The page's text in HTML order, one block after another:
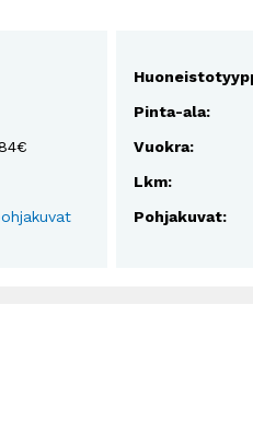
Pinta-ala:
Vuokra:
Lkm:
Pohjakuvat: